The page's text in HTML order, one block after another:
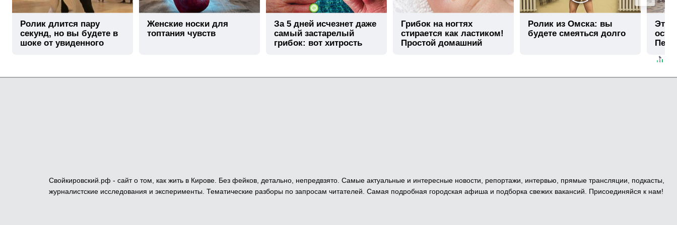
Ролик длится пару
секунд, но вы будете в
шоке от увиденного
Женские носки для
топтания чувств
За 5 дней исчезнет даже
самый застарелый
грибок: вот хитрость
Грибок на ногтях
стирается как ластиком!
Простой домашний
Ролик из Омска: вы
будете смеяться долго
Этот
Свойкировский.рф - сайт о том, как жить в Кирове. Без фейков, детально, непредвзято. Самые актуальные и интересные новости, репортажи, интервью, прямые трансляции, подкасты,
журналистские исследования и эксперименты. Тематические разборы по запросам читателей. Самая подробная городская афиша и подборка свежих вакансий. Присоединяйся к нам!